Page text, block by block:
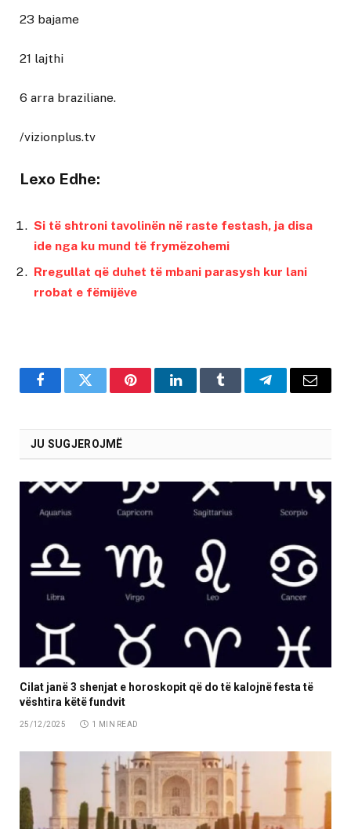
23 bajame
21 lajthi
6 arra braziliane.
/vizionplus.tv
Lexo Edhe:
Si të shtroni tavolinën në raste festash, ja disa
ide nga ku mund të frymëzohemi
Rregullat që duhet të mbani parasysh kur lani
rrobat e fëmijëve
FacebookTwitter PinterestLinkedInTumblr TelegramEmail
JU SUGJEROJMË
Cilat janë 3 shenjat e horoskopit që do të kalojnë festa të
vështira këtë fundvit
25/12/2025 1 MIN READ